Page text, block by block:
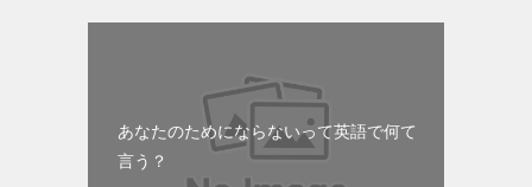
あなたのためにならないって英語で何て
言う？